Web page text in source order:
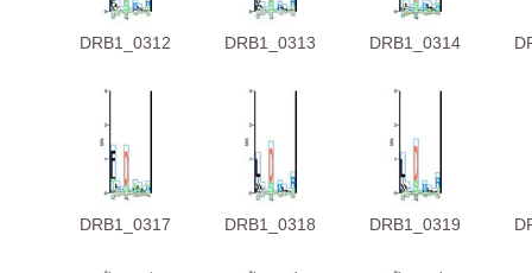
DRB1_0312 DRB1_0313 DRB1_0314
DRB1_0317 DRB1_0318 DRB1_0319